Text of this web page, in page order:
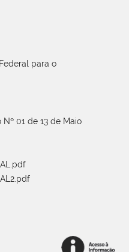
para o
01 de 13 de Maio